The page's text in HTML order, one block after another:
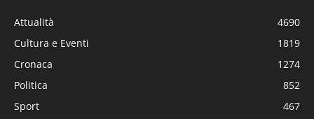
Attualità
4690
Cultura e Eventi
1819
Cronaca
1274
Politica
852
Sport
467